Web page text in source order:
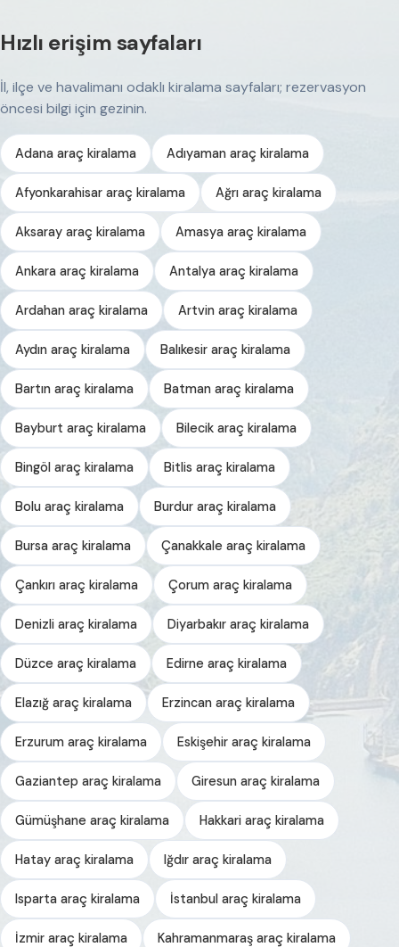
Hızlı erişim sayfaları
İl, ilçe ve havalimanı odaklı kiralama sayfaları; rezervasyon
öncesi bilgi için gezinin.
Adana araç kiralama Adıyaman araç kiralama
Afyonkarahisar araç kiralama Ağrı araç kiralama
Aksaray araç kiralama Amasya araç kiralama
Ankara araç kiralama Antalya araç kiralama
Ardahan araç kiralama Artvin araç kiralama
Aydın araç kiralama Balıkesir araç kiralama
Bartın araç kiralama Batman araç kiralama
Bayburt araç kiralama Bilecik araç kiralama
Bingöl araç kiralama Bitlis araç kiralama
Bolu araç kiralama Burdur araç kiralama
Bursa araç kiralama Çanakkale araç kiralama
Çankırı araç kiralama Çorum araç kiralama
Denizli araç kiralama Diyarbakır araç kiralama
Düzce araç kiralama Edirne araç kiralama
Elazığ araç kiralama Erzincan araç kiralama
Erzurum araç kiralama Eskişehir araç kiralama
Gaziantep araç kiralama Giresun araç kiralama
Gümüşhane araç kiralama Hakkari araç kiralama
Hatay araç kiralama Iğdır araç kiralama
Isparta araç kiralama İstanbul araç kiralama
İzmir araç kiralama Kahramanmaraş araç kiralama